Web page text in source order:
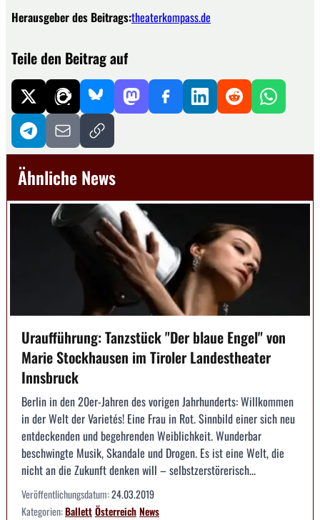
Herausgeber des Beitrags:theaterkompass.de
Teile den Beitrag auf
Ähnliche News
Uraufführung: Tanzstück "Der blaue Engel" von
Marie Stockhausen im Tiroler Landestheater
Innsbruck
Berlin in den 20er-Jahren des vorigen Jahrhunderts: Willkommen
in der Welt der Varietés! Eine Frau in Rot. Sinnbild einer sich neu
entdeckenden und begehrenden Weiblichkeit. Wunderbar
beschwingte Musik, Skandale und Drogen. Es ist eine Welt, die
nicht an die Zukunft denken will – selbstzerstörerisch...
Veröffentlichungsdatum:24.03.2019
Kategorien:BallettÖsterreichNews